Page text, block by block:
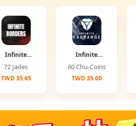
Infinite
Borders
72 Jades
TWD 35.65
Infinite
Lagrange
60 Chu-Coins
TWD 35.00